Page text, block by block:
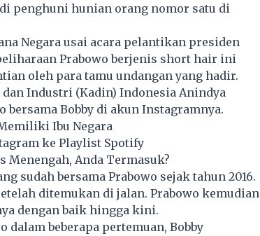
penghuni hunian orang nomor satu di
Negara usai acara pelantikan presiden
Prabowo berjenis short hair ini
oleh para tamu undangan yang hadir.
dan Industri (Kadin) Indonesia Anindya
bersama Bobby di akun Instagramnya.
Ibu Negara
ke Playlist Spotify
Menengah, Anda Termasuk?
sudah bersama Prabowo sejak tahun 2016.
ditemukan di jalan. Prabowo kemudian
dengan baik hingga kini.
beberapa pertemuan, Bobby